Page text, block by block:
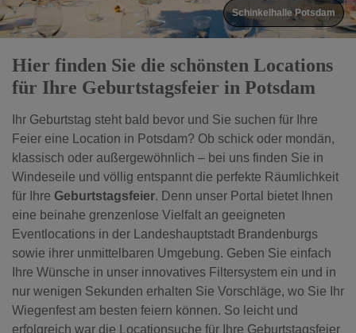
AbenteuerPark Potsdam Tentipi Riesenzelt
Hier finden Sie die schönsten Locations
für Ihre Geburtstagsfeier in Potsdam
Ihr Geburtstag steht bald bevor und Sie suchen für Ihre
Feier eine Location in Potsdam? Ob schick oder mondän,
klassisch oder außergewöhnlich – bei uns finden Sie in
Windeseile und völlig entspannt die perfekte Räumlichkeit
für Ihre Geburtstagsfeier. Denn unser Portal bietet Ihnen
eine beinahe grenzenlose Vielfalt an geeigneten
Eventlocations in der Landeshauptstadt Brandenburgs
sowie ihrer unmittelbaren Umgebung. Geben Sie einfach
Ihre Wünsche in unser innovatives Filtersystem ein und in
nur wenigen Sekunden erhalten Sie Vorschläge, wo Sie Ihr
Wiegenfest am besten feiern können. So leicht und
erfolgreich war die Locationsuche für Ihre Geburtstagsfeier